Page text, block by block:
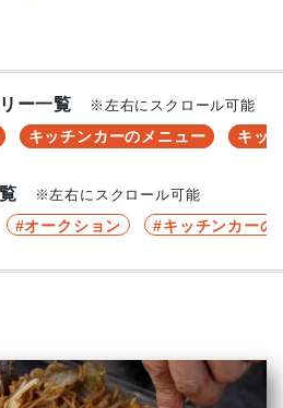
ー一覧 ※左右にスクロール可能
キッチンカーのメニュー キッ
※左右にスクロール可能
オークション キッチンカーの